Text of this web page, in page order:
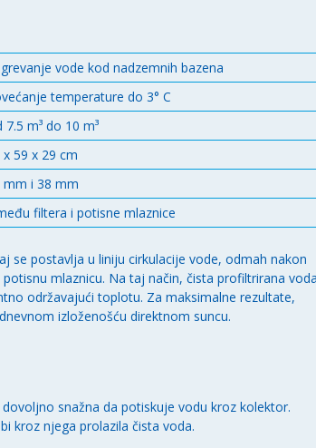
vode kod nadzemnih bazena
temperature do 3° C
7.5 m³ do 10 m³
x 59 x 29 cm
mm i 38 mm
filtera i potisne mlaznice
se postavlja u liniju cirkulacije vode, odmah nakon
mlaznicu. Na taj način, čista profiltrirana voda
održavajući toplotu. Za maksimalne rezultate,
izloženošću direktnom suncu.
snažna da potiskuje vodu kroz kolektor.
kroz njega prolazila čista voda.